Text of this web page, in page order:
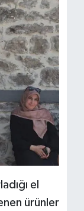
el
ürünler